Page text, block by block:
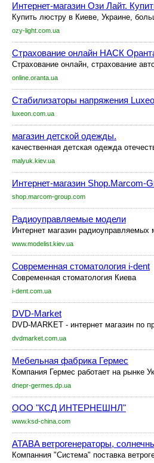
Интернет-магазин Ози Лайт.
Купить люстру в Киеве, Украине,
ozy-light.com.ua
Страхование онлайн НАСК
Страхование онлайн, страхование
online.oranta.ua
Стабилизаторы напряжения
luxeon.com.ua
магазин детской одежды.
качественная детская одежда
malyuk.kiev.ua
Интернет-магазин Shop.Marcom-
shop.marcom-group.com
Радиоуправляемые модели
Интернет магазин радиоуправляемых
www.modelist.kiev.ua
Современная стоматология i-dent
Современная стоматология Киева
i-dent.com.ua
DVD-Market
DVD-MARKET - интернет магазин по
dvdmarket.com.ua
Мебельная фабрика Гермес
Компания Гермес работает на рынке
dnepr-germes.dp.ua
ООО "КСД ИНТЕРНЕШНЛ"
www.ksd-china.com
ATABA ветрогенераторы,
Компанния "Система" поставка